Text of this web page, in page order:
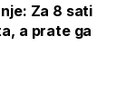
Za 8 sati
a prate ga